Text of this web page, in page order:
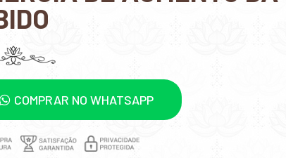
COMPRAR NO WHATSAPP